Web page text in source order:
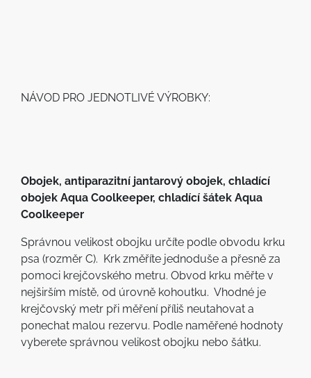
NÁVOD PRO JEDNOTLIVÉ VÝROBKY:
Obojek, antiparazitní jantarový obojek, chladící
obojek Aqua Coolkeeper, chladící šátek Aqua
Coolkeeper
Správnou velikost obojku určíte podle obvodu krku
psa (rozměr C). Krk změříte jednoduše a přesně za
pomoci krejčovského metru. Obvod krku měřte v
nejširším místě, od úrovně kohoutku. Vhodné je
krejčovský metr při měření příliš neutahovat a
ponechat malou rezervu. Podle naměřené hodnoty
vyberete správnou velikost obojku nebo šátku.